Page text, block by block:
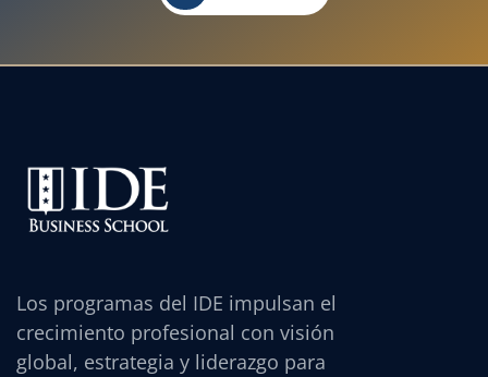
Los programas del IDE impulsan el
crecimiento profesional con visión
global, estrategia y liderazgo para